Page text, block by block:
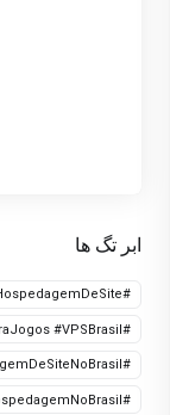
ابر تگ ها
#HospedagemDeSite
#HospedagemDeSite #ServidoresVPS #ServidoresParaJogos #VPSBrasil
#HospedagemDeSiteNoBrasil
#HospedagemNoBrasil